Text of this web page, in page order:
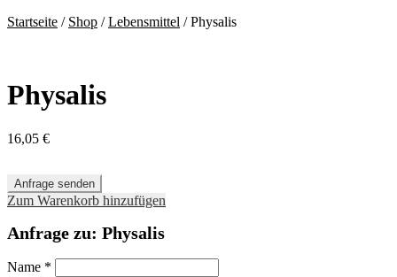
Startseite / Shop /Lebensmittel /Physalis
Physalis
16,05 €
Anfrage senden
Zum Warenkorb hinzufügen
Anfrage zu: Physalis
Name *